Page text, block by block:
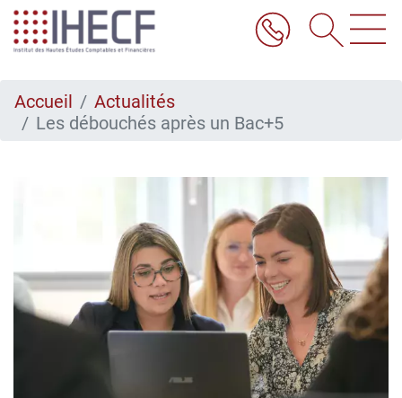
Aller
au
contenu
Accueil
Actualités
Les débouchés après un Bac+5